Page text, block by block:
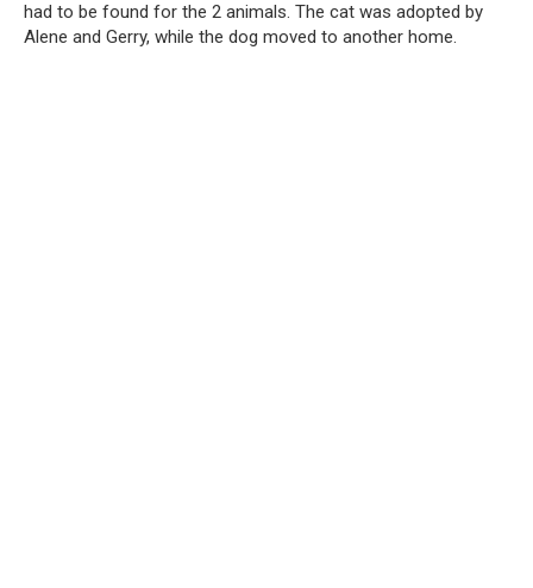
had to be found for the 2 animals. The cat was adopted by
Alene and Gerry, while the dog moved to another home.